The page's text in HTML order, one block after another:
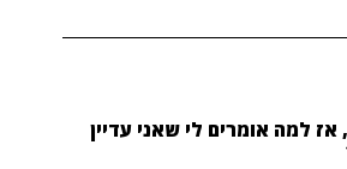
למה אומרים לי שאני עדיין